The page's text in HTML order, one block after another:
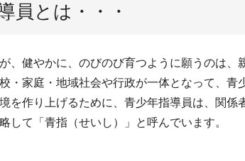
員とは・・・
、健やかに、のびのび育つように願うのは、
・家庭・地域社会や行政が一体となって、青
を作り上げるために、青少年指導員は、関
して「青指（せいし）」と呼んでいます。